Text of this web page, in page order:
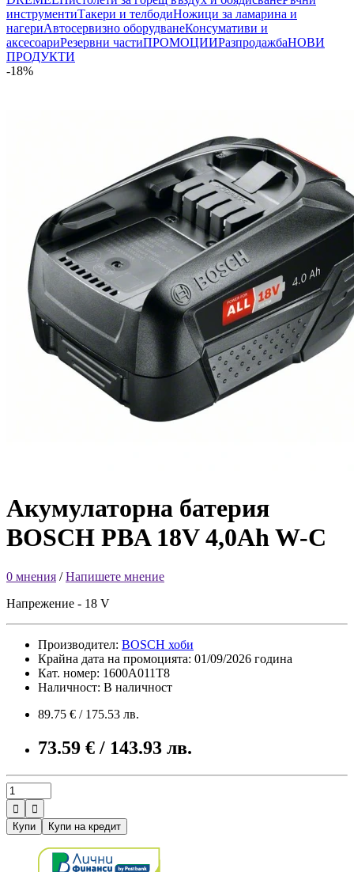
инструментиТакери и телбодиНожици за ламарина и
нагериАвтосервизно оборудванеКонсумативи и
аксесоариРезервни частиПРОМОЦИИРазпродажбаНОВИ
ПРОДУКТИ
-18%
Акумулаторна батерия
BOSCH PBA 18V 4,0Ah W-C
0 мнения /Напишете мнение
Напрежение - 18 V
Производител: BOSCH хоби
Крайна дата на промоцията: 01/09/2026 година
Кат. номер: 1600A011T8
Наличност: В наличност
89.75 € / 175.53 лв.
73.59 € / 143.93 лв.


Купи
Купи на кредит